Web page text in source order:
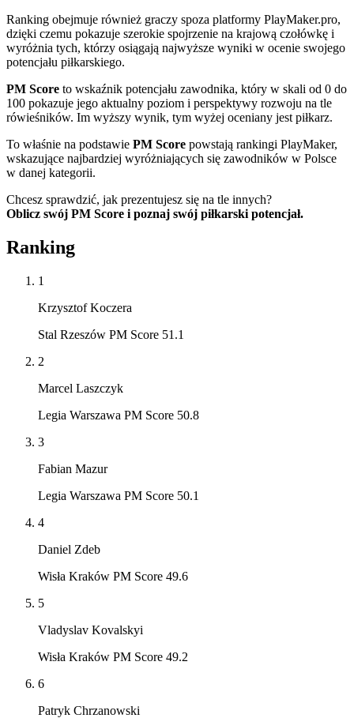
Ranking obejmuje również graczy spoza platformy PlayMaker.pro,
dzięki czemu pokazuje szerokie spojrzenie na krajową czołówkę i
wyróżnia tych, którzy osiągają najwyższe wyniki w ocenie swojego
potencjału piłkarskiego.
PM Score to wskaźnik potencjału zawodnika, który w skali od 0 do
100 pokazuje jego aktualny poziom i perspektywy rozwoju na tle
rówieśników. Im wyższy wynik, tym wyżej oceniany jest piłkarz.
To właśnie na podstawie PM Score powstają rankingi PlayMaker,
wskazujące najbardziej wyróżniających się zawodników w Polsce
w danej kategorii.
Chcesz sprawdzić, jak prezentujesz się na tle innych?
Oblicz swój PM Score i poznaj swój piłkarski potencjał.
Ranking
1
Krzysztof Koczera
Stal Rzeszów PM Score 51.1
2
Marcel Laszczyk
Legia Warszawa PM Score 50.8
3
Fabian Mazur
Legia Warszawa PM Score 50.1
4
Daniel Zdeb
Wisła Kraków PM Score 49.6
5
Vladyslav Kovalskyi
Wisła Kraków PM Score 49.2
6
Patryk Chrzanowski